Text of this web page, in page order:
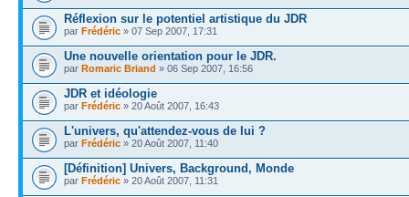
Réflexion sur le potentiel artistique du JDR
par Frédéric » 07 Sep 2007, 17:31
Une nouvelle orientation pour le JDR.
par Romaric Briand » 06 Sep 2007, 16:56
JDR et idéologie
par Frédéric » 20 Août 2007, 16:43
L'univers, qu'attendez-vous de lui ?
par Frédéric » 20 Août 2007, 11:40
[Définition] Univers, Background, Monde
par Frédéric » 20 Août 2007, 11:31